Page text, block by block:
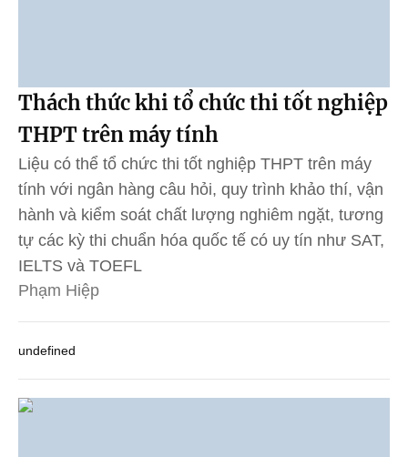
Thách thức khi tổ chức thi tốt nghiệp
THPT trên máy tính
Liệu có thể tổ chức thi tốt nghiệp THPT trên máy
tính với ngân hàng câu hỏi, quy trình khảo thí, vận
hành và kiểm soát chất lượng nghiêm ngặt, tương
tự các kỳ thi chuẩn hóa quốc tế có uy tín như SAT,
IELTS và TOEFL
Phạm Hiệp
undefined